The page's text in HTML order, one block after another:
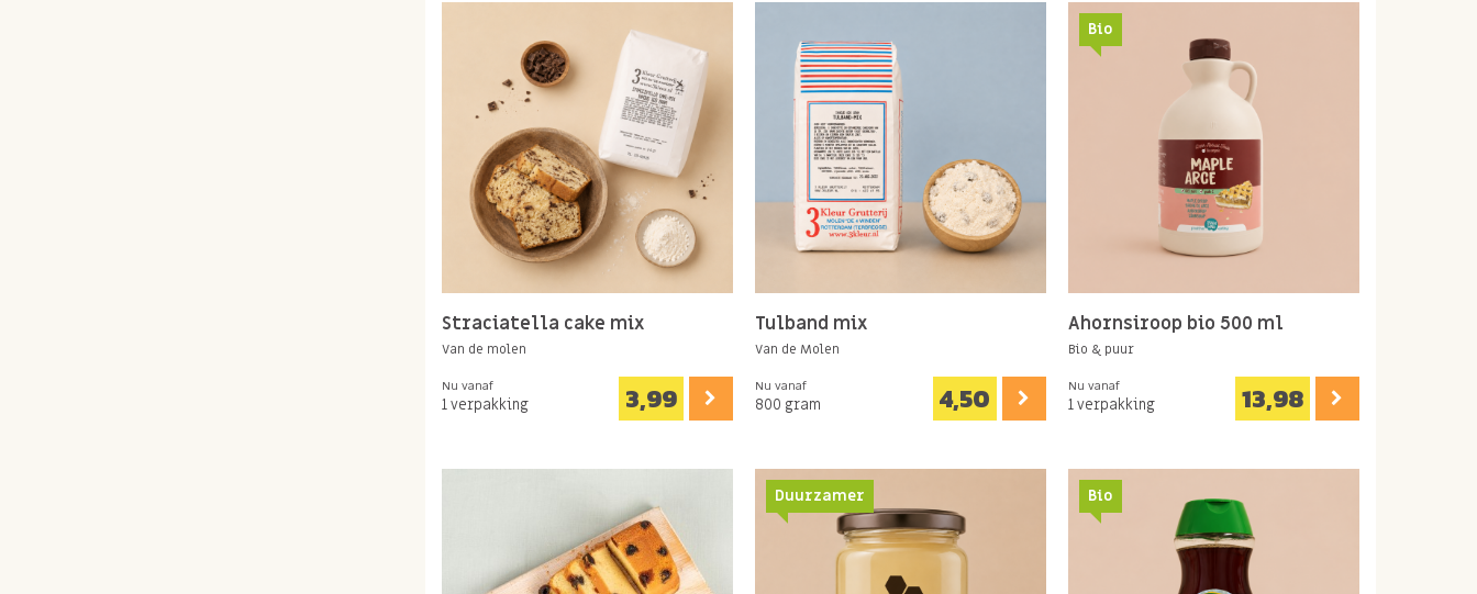
Straciatella cake mix
Van de molen
Nu vanaf
1 verpakking 3,99
Tulband mix
Van de Molen
Nu vanaf
800 gram 4,50
Bio
Ahornsiroop bio 500 ml
Bio & puur
Nu vanaf
1 verpakking 13,98
Duurzamer Bio